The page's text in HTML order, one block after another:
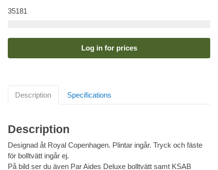
35181
Log in for prices
Description Specifications
Description
Designad åt Royal Copenhagen. Plintar ingår. Tryck och fäste
för bolltvätt ingår ej.
På bild ser du även Par Aides Deluxe bolltvätt samt KSAB